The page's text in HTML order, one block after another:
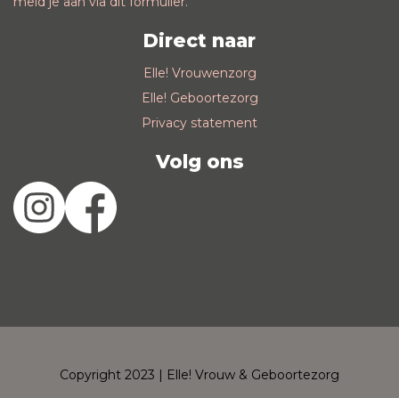
Direct naar
Elle! Vrouwenzorg
Elle! Geboortezorg
Privacy statement
Volg ons
Copyright 2023 | Elle! Vrouw & Geboortezorg